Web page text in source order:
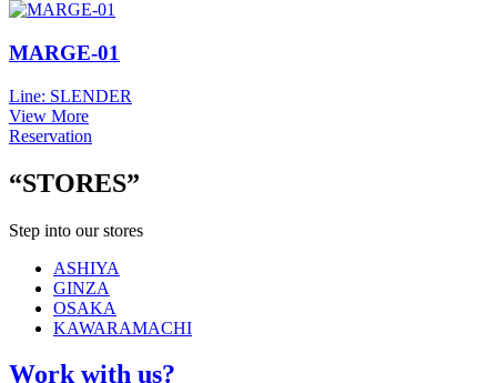
MARGE-01
Line: SLENDER
View More
Reservation
“STORES”
Step into our stores
ASHIYA
GINZA
OSAKA
KAWARAMACHI
Work with us?